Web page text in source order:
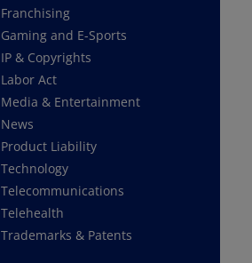
Franchising
Gaming and E-Sports
IP & Copyrights
Labor Act
Media & Entertainment
News
Product Liability
Technology
Telecommunications
Telehealth
Trademarks & Patents